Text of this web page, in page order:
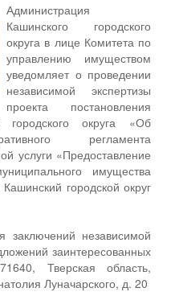
Администрация
Кашинского городского
округа в лице Комитета по
управлению имуществом
уведомляет о проведении
независимой экспертизы
проекта постановления
городского округа «Об
регламента
услуги «Предоставление
имущества
городской округ
заключений независимой
заинтересованных
Тверская область,
Луначарского, д. 20